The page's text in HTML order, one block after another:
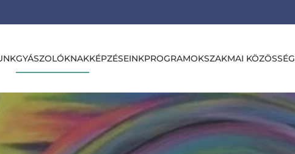
GYÁSZOLÓKNAKKÉPZÉSEINKPROGRAMOKSZAKMAI KÖZÖSSÉG